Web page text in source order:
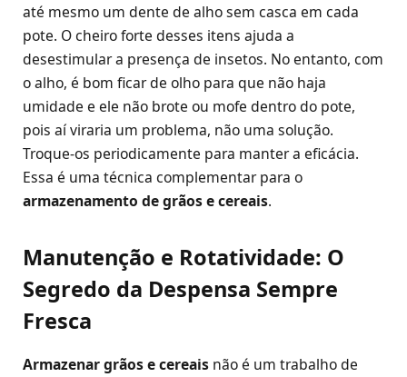
até mesmo um dente de alho sem casca em cada
pote. O cheiro forte desses itens ajuda a
desestimular a presença de insetos. No entanto, com
o alho, é bom ficar de olho para que não haja
umidade e ele não brote ou mofe dentro do pote,
pois aí viraria um problema, não uma solução.
Troque-os periodicamente para manter a eficácia.
Essa é uma técnica complementar para o
armazenamento de grãos e cereais.
Manutenção e Rotatividade: O
Segredo da Despensa Sempre
Fresca
Armazenar grãos e cereais não é um trabalho de